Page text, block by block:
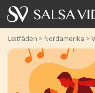
Startseite
Veranstaltungen
Nachrichten
Leitfäden > Nordamerika >